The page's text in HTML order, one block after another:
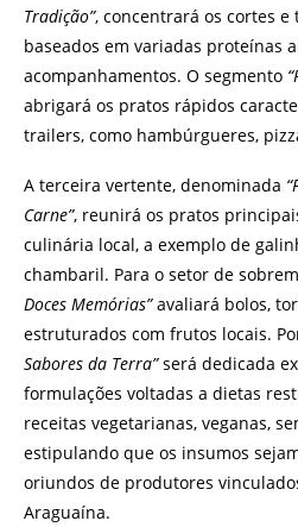
Tradição”, concentrará os cortes
baseados em variadas proteínas
acompanhamentos. O segmento
abrigará os pratos rápidos
trailers, como hambúrgueres,
A terceira vertente, denominada
Carne”, reunirá os pratos
culinária local, a exemplo de
chambaril. Para o setor de
Doces Memórias”avaliará bolos,
estruturados com frutos locais.
Sabores da Terra”será dedicada
formulações voltadas a dietas
receitas vegetarianas, veganas,
estipulando que os insumos
oriundos de produtores
Araguaína.